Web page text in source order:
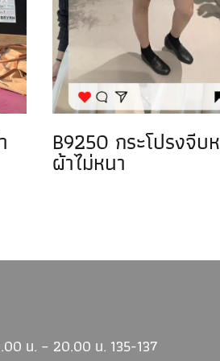
B9250 กระโปรงจีบ
ผ้าไม่หนา
น. – 20.00 น. 135-137